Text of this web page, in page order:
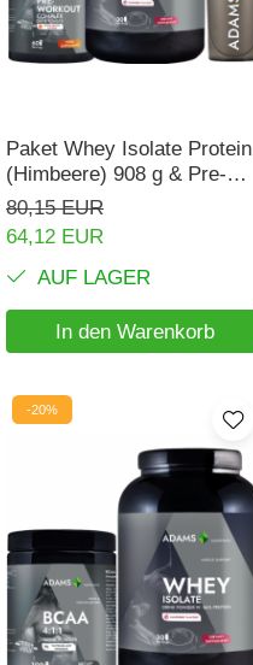
Paket Whey Isolate Protein
(Himbeere) 908 g & Pre-
Workout Complex
80,15 EUR
64,12 EUR
AUF LAGER
In den Warenkorb
-20%